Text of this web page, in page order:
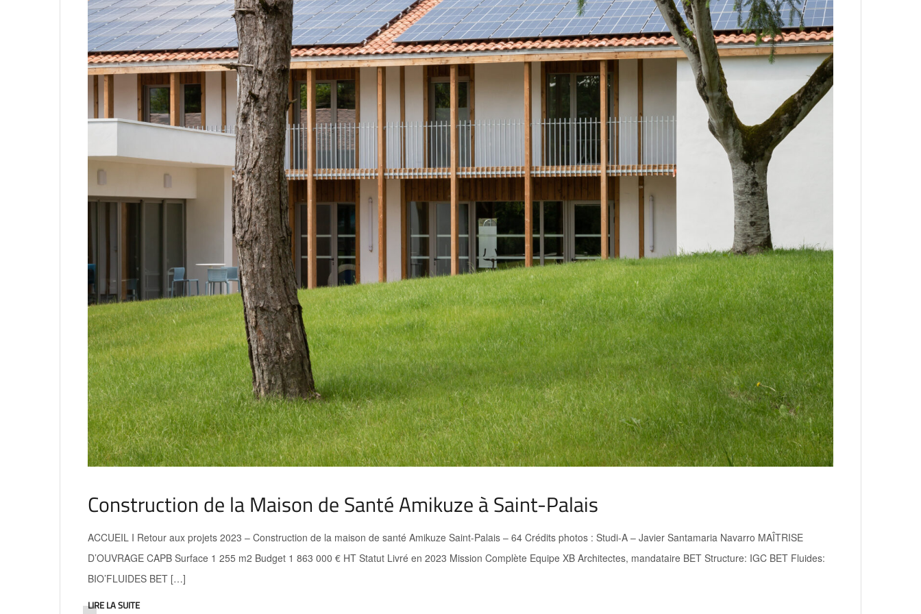
Construction de la Maison de Santé Amikuze à Saint-Palais
ACCUEIL I Retour aux projets 2023 – Construction de la maison de santé Amikuze Saint-Palais – 64 Crédits photos : Studi-A – Javier Santamaria Navarro MAÎTRISE
D’OUVRAGE CAPB Surface 1 255 m2 Budget 1 863 000 € HT Statut Livré en 2023 Mission Complète Equipe XB Architectes, mandataire BET Structure: IGC BET Fluides:
BIO’FLUIDES BET […]
LIRE LA SUITE